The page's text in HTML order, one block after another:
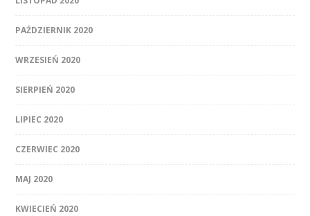
PAŹDZIERNIK 2020
WRZESIEŃ 2020
SIERPIEŃ 2020
LIPIEC 2020
CZERWIEC 2020
MAJ 2020
KWIECIEŃ 2020